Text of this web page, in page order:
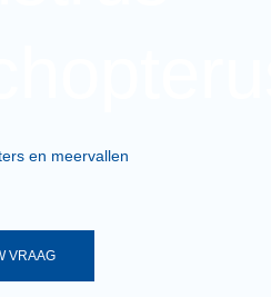
en meervallen
VRAAG